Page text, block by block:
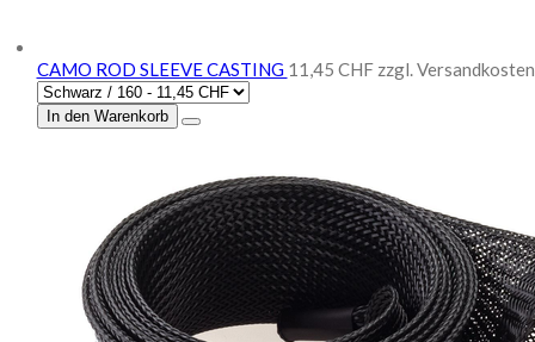
CAMO ROD SLEEVE CASTING 11,45 CHF zzgl. Versandkosten
In den Warenkorb